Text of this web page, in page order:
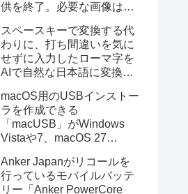
供を終了。必要な画像は期
スペースキーで変換する代
わりに、打ち間違いを気に
せずに入力したローマ字を
AIで自然な日本語に変換し
力アプリ「Nospace」がリ
リース。
macOS用のUSBインストー
ラを作成できる
「macUSB」がWindows
Vistaや7、macOS 27
トーラの作成に対応。
Anker Japanがリコールを
行っているモバイルバッテ
リー「Anker PowerCore